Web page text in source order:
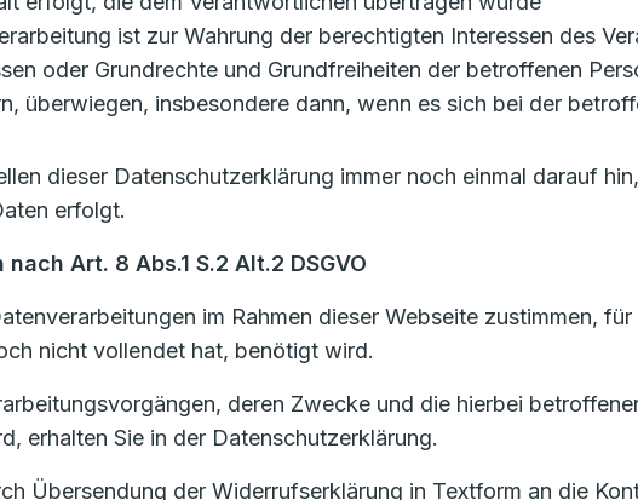
ist zur Wahrung der berechtigten Interessen des
oder Grundrechte und Grundfreiheiten der betroffenen
überwiegen, insbesondere dann, wenn es sich bei der
dieser Datenschutzerklärung immer noch einmal darauf
erfolgt.
Art. 8 Abs.1 S.2 Alt.2 DSGVO
im Rahmen dieser Webseite zustimmen,
nicht vollendet hat, benötigt wird.
deren Zwecke und die hierbei
erhalten Sie in der Datenschutzerklärung.
Übersendung der Widerrufserklärung in Textform an die